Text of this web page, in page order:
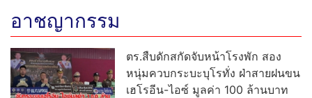
อาชญากรรม
ตร.สืบดักสกัดจับหน้าโรงพัก สอง
หนุ่มควบกระบะบุโรทั่ง ฝ่าสายฝนขน
เฮโรอีน-ไอซ์ มูลค่า 100 ล้านบาท